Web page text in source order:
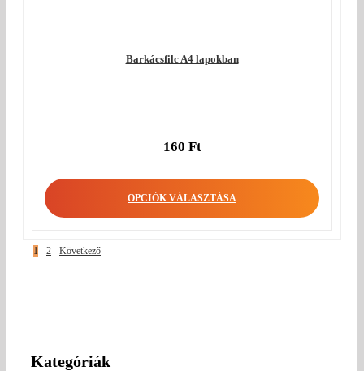
Barkácsfilc A4 lapokban
160 Ft
OPCIÓK VÁLASZTÁSA
1 2 Következő
Kategóriák